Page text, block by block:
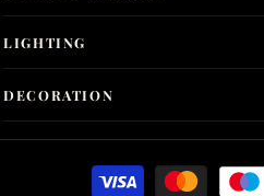
LIGHTING
DECORATION